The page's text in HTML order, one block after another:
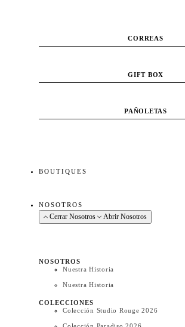
CORREAS
GIFT BOX
PAÑOLETAS
BOUTIQUES
NOSOTROS
Cerrar Nosotros Abrir Nosotros
NOSOTROS
Nuestra Historia
Nuestra Historia
COLECCIONES
Colección Studio Rouge 2026